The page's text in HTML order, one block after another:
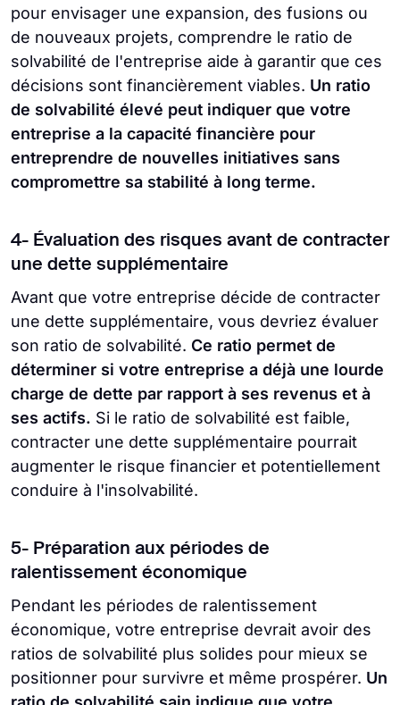
pour envisager une expansion, des fusions ou
de nouveaux projets, comprendre le ratio de
solvabilité de l'entreprise aide à garantir que ces
décisions sont financièrement viables. Un ratio
de solvabilité élevé peut indiquer que votre
entreprise a la capacité financière pour
entreprendre de nouvelles initiatives sans
compromettre sa stabilité à long terme.
4- Évaluation des risques avant de contracter
une dette supplémentaire
Avant que votre entreprise décide de contracter
une dette supplémentaire, vous devriez évaluer
son ratio de solvabilité. Ce ratio permet de
déterminer si votre entreprise a déjà une lourde
charge de dette par rapport à ses revenus et à
ses actifs. Si le ratio de solvabilité est faible,
contracter une dette supplémentaire pourrait
augmenter le risque financier et potentiellement
conduire à l'insolvabilité.
5- Préparation aux périodes de
ralentissement économique
Pendant les périodes de ralentissement
économique, votre entreprise devrait avoir des
ratios de solvabilité plus solides pour mieux se
positionner pour survivre et même prospérer. Un